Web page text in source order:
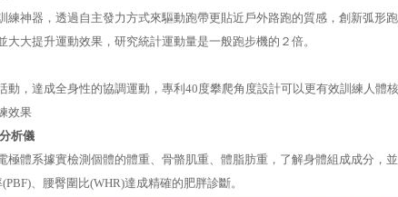
練神器，透過自主發力方式來驅動跑帶更貼近戶外路跑的質感，創新弧形
大大提升運動效果，研究統計運動量是一般跑步機的２倍。
動，達成全身性的協調運動，專利40度攀爬角度設計可以更有效訓練人體
效果
析儀
極體系據實檢測個體的體重、骨骼肌重、體脂肪重，了解身體組成成分，
、腰臀圍比(WHR)達成精確的肥胖診斷。